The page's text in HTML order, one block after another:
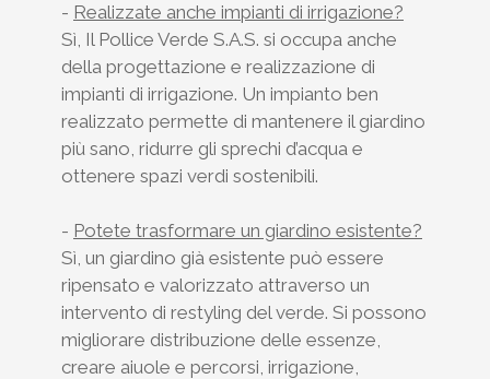
- Realizzate anche impianti di irrigazione?
Sì, Il Pollice Verde S.A.S. si occupa anche
della progettazione e realizzazione di
impianti di irrigazione. Un impianto ben
realizzato permette di mantenere il giardino
più sano, ridurre gli sprechi d’acqua e
ottenere spazi verdi sostenibili.
- Potete trasformare un giardino esistente?
Sì, un giardino già esistente può essere
ripensato e valorizzato attraverso un
intervento di restyling del verde. Si possono
migliorare distribuzione delle essenze,
creare aiuole e percorsi, irrigazione,